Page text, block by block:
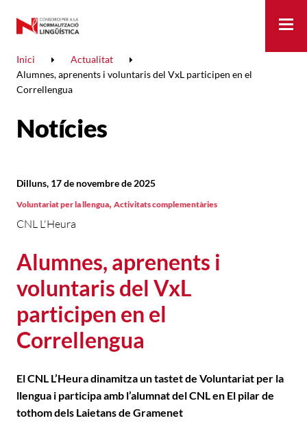
Inici
Actualitat
Alumnes, aprenents i voluntaris del VxL participen en el
Correllengua
Notícies
Alumnes, aprenents i
voluntaris del VxL
participen en el
Correllengua
CNL L'Heura
Dilluns, 17 de novembre de 2025
Voluntariat per la llengua, Activitats complementàries
El CNL L’Heura dinamitza un tastet de Voluntariat per la
llengua i participa amb l’alumnat del CNL en El pilar de
tothom dels Laietans de Gramenet